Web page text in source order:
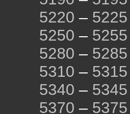
5220 – 5225
5250 – 5255
5280 – 5285
5310 – 5315
5340 – 5345
5370 – 5375